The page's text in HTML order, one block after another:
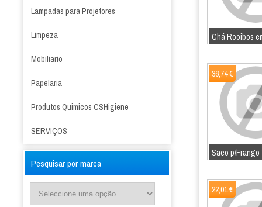
Lampadas para Projetores
Limpeza
Mobiliario
Papelaria
Produtos Quimicos CSHigiene
SERVIÇOS
Pesquisar por marca
Chá Rooibos
36,74 €
Saco p/Frango
22,01 €